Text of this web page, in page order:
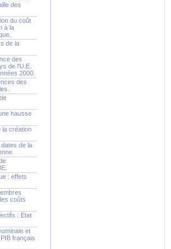
des
du coût
à la
de la
des
de l'U.E.
2000.
des
hausse
la création
de la
: effets
coûts
: Etat
et
français